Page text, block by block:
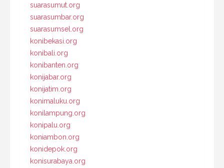
suarasumut.org
suarasumbar.org
suarasumsel.org
konibekasi.org
konibali.org
konibanten.org
konijabar.org
konijatim.org
konimaluku.org
konilampung.org
konipalu.org
koniambon.org
konidepok.org
konisurabaya.org